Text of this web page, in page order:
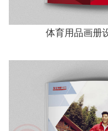
体育用品画册